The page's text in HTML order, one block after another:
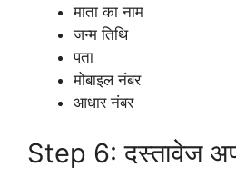
माता का नाम
जन्म तिथि
पता
मोबाइल नंबर
आधार नंबर
Step 6: दस्तावेज